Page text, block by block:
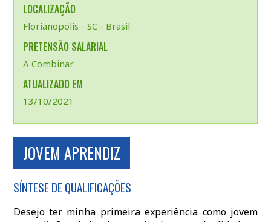
LOCALIZAÇÃO
Florianopolis - SC - Brasil
PRETENSÃO SALARIAL
A Combinar
ATUALIZADO EM
13/10/2021
JOVEM APRENDIZ
SÍNTESE DE QUALIFICAÇÕES
Desejo ter minha primeira experiência como jovem